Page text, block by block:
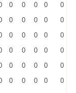
0 0 0 0
0
0 0 0 0
0
0 0 0 0
0
0 0 0 0
0
0 0 0 0
0
0 0 0 0
0